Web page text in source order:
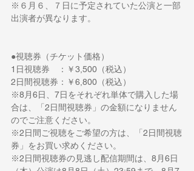
※６月６、７日に予定されていた公演と一部
出演者が異なります。
●視聴券（チケット価格）
1日視聴券　：￥3,500（税込）
2日間視聴券：￥6,800（税込）
※8月6日、7日をそれぞれ単体で購入した場
合は、「2日間視聴券」の金額になりません
のでご注意ください。
※2日間ご視聴をご希望の方は、「2日間視聴
券」をお買い求めください。
※2日間視聴券の見逃し配信期間は、8月6日